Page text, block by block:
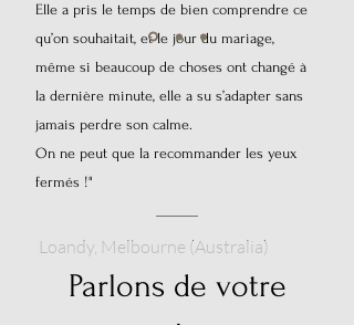
Elle a pris le temps de bien comprendre ce
qu’on souhaitait, et le jour du mariage,
même si beaucoup de choses ont changé à
la dernière minute, elle a su s’adapter sans
jamais perdre son calme.
On ne peut que la recommander les yeux
fermés !"
Loandy, Melbourne (Australia)
Parlons de votre